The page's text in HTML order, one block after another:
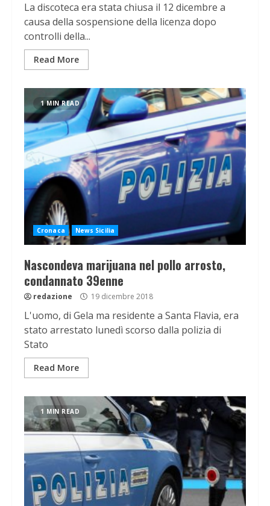
La discoteca era stata chiusa il 12 dicembre a
causa della sospensione della licenza dopo
controlli della...
Read More
1 MIN READ
Cronaca News Sicilia
Nascondeva marijuana nel pollo arrosto,
condannato 39enne
redazione 19 dicembre 2018
L'uomo, di Gela ma residente a Santa Flavia, era
stato arrestato lunedì scorso dalla polizia di
Stato
Read More
1 MIN READ